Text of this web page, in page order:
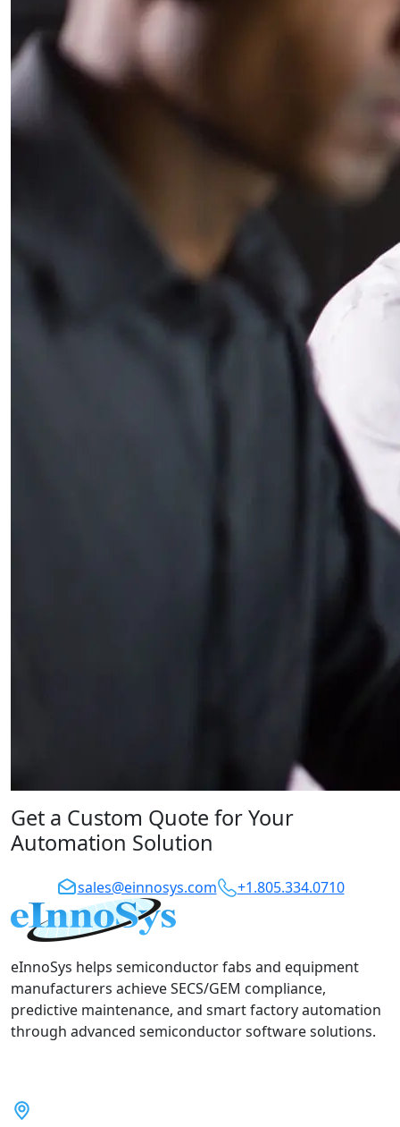
Get a Custom Quote for Your
Automation Solution
sales@einnosys.com +1.805.334.0710
eInnoSys helps semiconductor fabs and equipment
manufacturers achieve SECS/GEM compliance,
predictive maintenance, and smart factory automation
through advanced semiconductor software solutions.